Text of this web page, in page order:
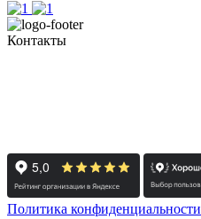
Контакты
Политика конфиденциальности